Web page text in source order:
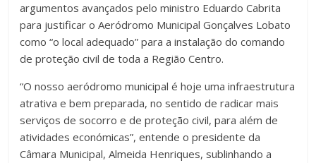
argumentos avançados pelo ministro Eduardo Cabrita
para justificar o Aeródromo Municipal Gonçalves Lobato
como “o local adequado” para a instalação do comando
de proteção civil de toda a Região Centro.
“O nosso aeródromo municipal é hoje uma infraestrutura
atrativa e bem preparada, no sentido de radicar mais
serviços de socorro e de proteção civil, para além de
atividades económicas”, entende o presidente da
Câmara Municipal, Almeida Henriques, sublinhando a